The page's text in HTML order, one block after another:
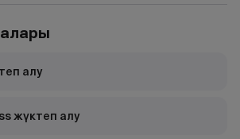
алу
жүктеп алу